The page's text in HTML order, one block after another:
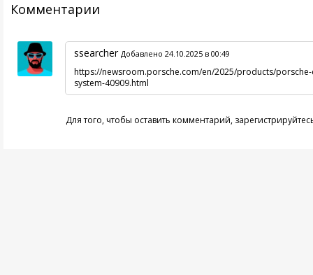
Комментарии
ssearcher Добавлено 24.10.2025 в 00:49
https://newsroom.porsche.com/en/2025/products/
system-40909.html
Для того, чтобы оставить комментарий,